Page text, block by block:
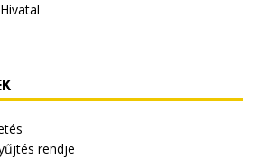
rendje